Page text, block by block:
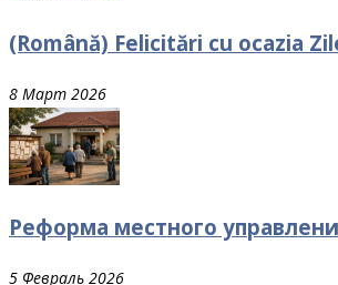
(Română) Felicitări cu ocazia
8 Март 2026
Реформа местного
5 Февраль 2026